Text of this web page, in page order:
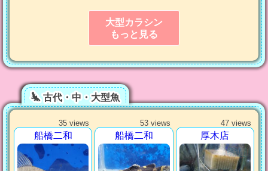
大型カラシン
もっと見る
古代・中・大型魚
35 views
船橋二和
53 views
船橋二和
47 views
厚木店